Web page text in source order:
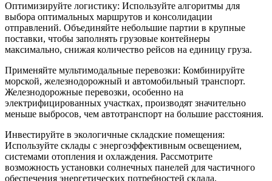
Оптимизируйте логистику: Используйте алгоритмы для
выбора оптимальных маршрутов и консолидации
отправлений. Объединяйте небольшие партии в крупные
поставки, чтобы заполнять грузовые контейнеры
максимально, снижая количество рейсов на единицу груза.
Применяйте мультимодальные перевозки: Комбинируйте
морской, железнодорожный и автомобильный транспорт.
Железнодорожные перевозки, особенно на
электрифицированных участках, производят значительно
меньше выбросов, чем автотранспорт на большие расстояния.
Инвестируйте в экологичные складские помещения:
Используйте склады с энергоэффективным освещением,
системами отопления и охлаждения. Рассмотрите
возможность установки солнечных панелей для частичного
обеспечения энергетических потребностей склада.